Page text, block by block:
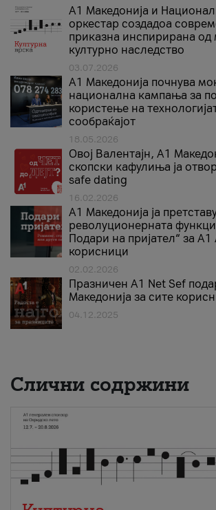
А1 Македонија и
оркестар создадоа
приказна инспирирана од
културно наследство
03.07.2026
A1 Македонија почнува
национална кампања за
користење на
сообраќајот
18.05.2026
Овој Валентајн, A1
скопски кафулиња ја
safe dating
16.02.2026
А1 Македонија ја
револуционерната
Подари на пријател“ за
корисници
02.02.2026
Празничен A1 Net Sеf
Македонија за сите
04.12.2025
Слични содржини